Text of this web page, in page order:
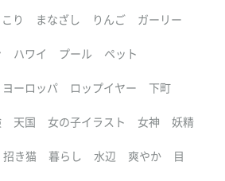
り まなざし りんご ガーリー
ハワイ プール ペット
ヨーロッパ ロップイヤー 下町
天国 女の子イラスト 女神 妖精
招き猫 暮らし 水辺 爽やか 目